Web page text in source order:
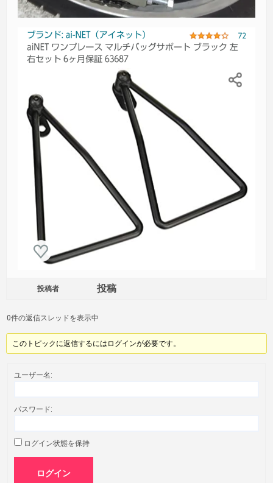
投稿者 投稿
0件の返信スレッドを表示中
このトピックに返信するにはログインが必要です。
ユーザー名:
パスワード:
ログイン状態を保持
ログイン